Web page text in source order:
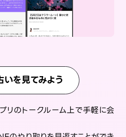
いを見てみよう
リのトークルーム上で手軽に会